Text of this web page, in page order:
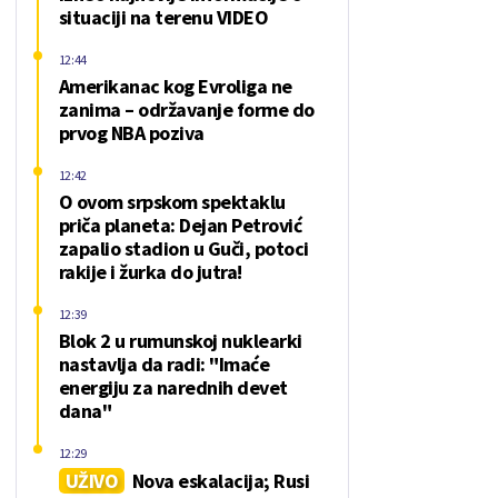
situaciji na terenu VIDEO
Amerikanac kog Evroliga ne
zanima – održavanje forme do
prvog NBA poziva
12:44
O ovom srpskom spektaklu
priča planeta: Dejan Petrović
zapalio stadion u Guči, potoci
rakije i žurka do jutra!
12:42
Blok 2 u rumunskoj nuklearki
nastavlja da radi: "Imaće
energiju za narednih devet
dana"
12:39
UŽIVO
Nova eskalacija; Rusi
12:29